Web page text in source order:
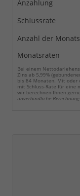
Anzahlung
Schlussrate
Anzahl der
Monatsraten
Bei einem
Zins ab 5,99%
bis 84 Monaten. Mit oder
mit Schluss-Rate für eine
wir berechnen Ihnen
unverbindliche Berechnung